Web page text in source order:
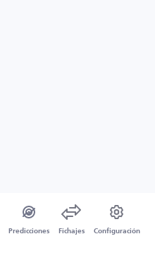
Predicciones Fichajes Configuración